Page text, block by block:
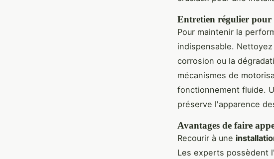
Entretien régulier pour
Pour maintenir la
indispensable.
corrosion ou la
mécanismes de
fonctionnement fluide.
préserve l'apparence
Avantages de faire
Recourir à une
Les experts possèdent